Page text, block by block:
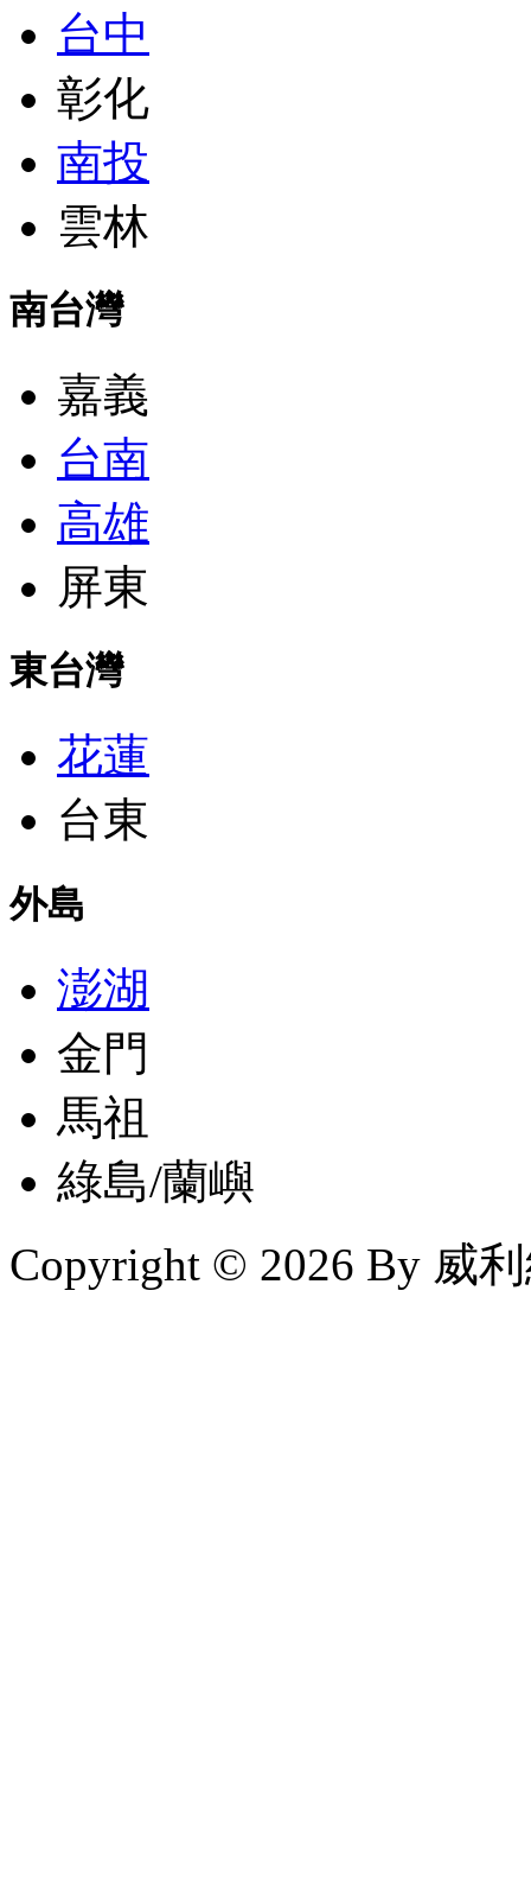
台中
彰化
南投
雲林
南台灣
嘉義
台南
高雄
屏東
東台灣
花蓮
台東
外島
澎湖
金門
馬祖
綠島/蘭嶼
Copyright © 2026 By 威